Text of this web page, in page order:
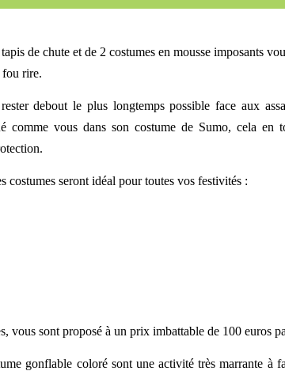
de chute et de 2 costumes en mousse imposants
fou rire.
debout le plus longtemps possible face aux
comme vous dans son costume de Sumo, cela en
costumes seront idéal pour toutes vos festivités :
vous sont proposé à un prix imbattable de 100 euros
gonflable coloré sont une activité très marrante à